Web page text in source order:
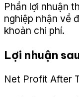
Phần lợi nhuận
nghiệp nhận về
khoản chi phí.
Lợi nhuận
Net Profit After